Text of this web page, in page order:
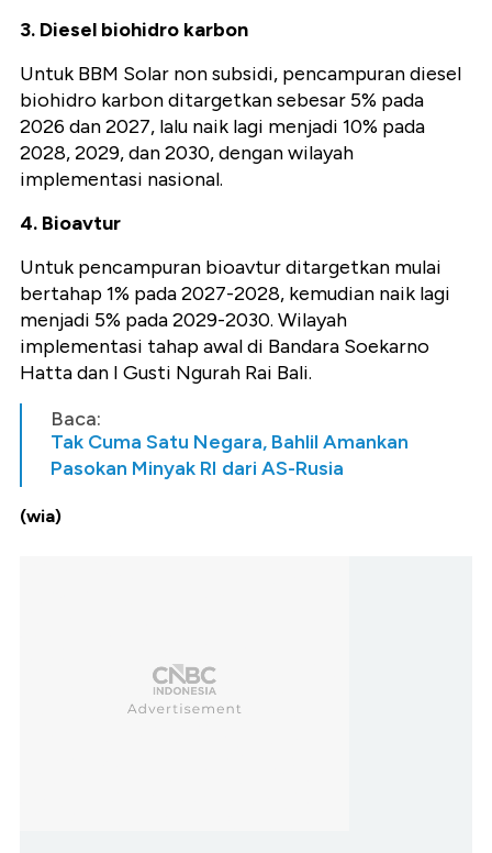
3. Diesel biohidro karbon
Untuk BBM Solar non subsidi, pencampuran diesel
biohidro karbon ditargetkan sebesar 5% pada
2026 dan 2027, lalu naik lagi menjadi 10% pada
2028, 2029, dan 2030, dengan wilayah
implementasi nasional.
4. Bioavtur
Untuk pencampuran bioavtur ditargetkan mulai
bertahap 1% pada 2027-2028, kemudian naik lagi
menjadi 5% pada 2029-2030. Wilayah
implementasi tahap awal di Bandara Soekarno
Hatta dan I Gusti Ngurah Rai Bali.
Baca:
Tak Cuma Satu Negara, Bahlil Amankan
Pasokan Minyak RI dari AS-Rusia
(wia)